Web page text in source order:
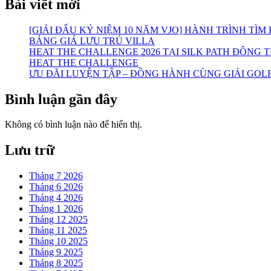
Bài viết mới
[GIẢI ĐẤU KỶ NIỆM 10 NĂM VJO] HÀNH TRÌNH TÌM
BẢNG GIÁ LƯU TRÚ VILLA
HEAT THE CHALLENGE 2026 TẠI SILK PATH ĐÔNG
HEAT THE CHALLENGE
ƯU ĐÃI LUYỆN TẬP – ĐỒNG HÀNH CÙNG GIẢI
Bình luận gần đây
Không có bình luận nào để hiển thị.
Lưu trữ
Tháng 7 2026
Tháng 6 2026
Tháng 4 2026
Tháng 1 2026
Tháng 12 2025
Tháng 11 2025
Tháng 10 2025
Tháng 9 2025
Tháng 8 2025